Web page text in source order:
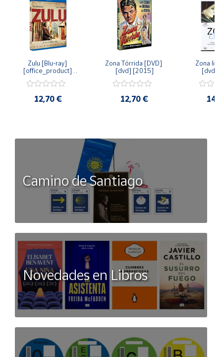
Zulu [Blu-ray]
[office_product]
12,70 €
Zona Tórrida [DVD]
[dvd] [2015]
12,70 €
Zona
[dvd]
Camino de Santiago
Novedades en Libros